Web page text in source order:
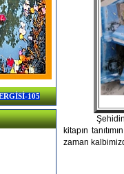
105
Şehidin
kitapın
zaman